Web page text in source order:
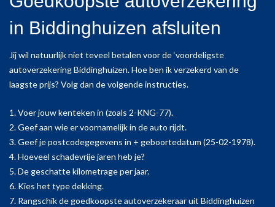
in Biddinghuizen afsluiten
Jij wil natuurlijk niet teveel betalen voor de ‘voordeligste
autoverzekering Biddinghuizen. Hoe ben ik verzekerd van de
laagste prijs? Volg dan de volgende instructies.
1. Voer jouw kenteken in (zoals 2-KNG-77).
2. Geef aan wie er voornamelijk in de auto rijdt.
3. Geef je postcodegegevens in + geboortedatum (25-02-1978).
4. Hoeveel schadevrije jaren heb je?
5. De geschatte kilometrage per jaar.
6. Kies het type dekking.
7. Rangschik de goedkoopste autoverzekeraar uit Biddinghuizen